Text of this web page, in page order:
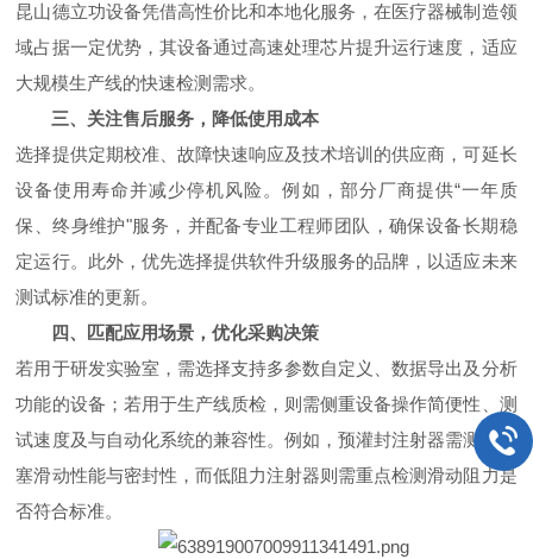
昆山德立功设备凭借高性价比和本地化服务，在医疗器械制造领
域占据一定优势，其设备通过高速处理芯片提升运行速度，适应
大规模生产线的快速检测需求。
三、关注售后服务，降低使用成本
选择提供定期校准、故障快速响应及技术培训的供应商，可延长
设备使用寿命并减少停机风险。例如，部分厂商提供“一年质
保、终身维护"服务，并配备专业工程师团队，确保设备长期稳
定运行。此外，优先选择提供软件升级服务的品牌，以适应未来
测试标准的更新。
四、匹配应用场景，优化采购决策
若用于研发实验室，需选择支持多参数自定义、数据导出及分析
功能的设备；若用于生产线质检，则需侧重设备操作简便性、测
试速度及与自动化系统的兼容性。例如，预灌封注射器需测试活
塞滑动性能与密封性，而低阻力注射器则需重点检测滑动阻力是
否符合标准。